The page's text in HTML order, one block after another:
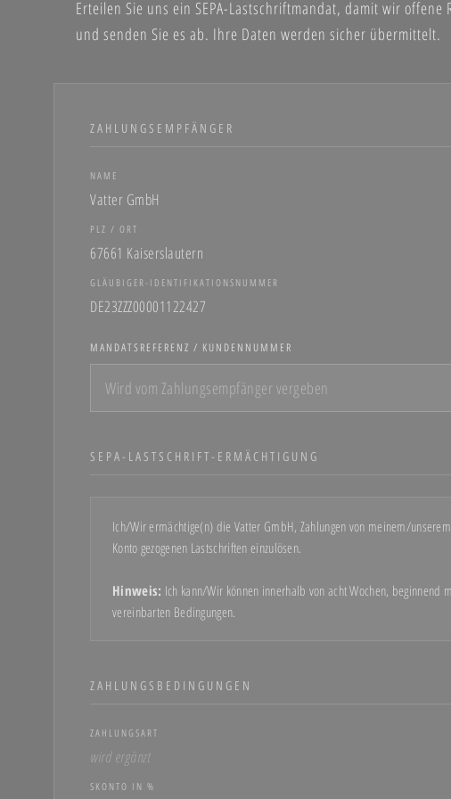
Erteilen Sie uns ein SEPA-Lastschriftmandat, damit wir
und senden Sie es ab. Ihre Daten werden sicher übermittelt.
ZAHLUNGSEMPFÄNGER
NAME
Vatter GmbH
PLZ / ORT
67661 Kaiserslautern
GLÄUBIGER-IDENTIFIKATIONSNUMMER
DE23ZZZ00001122427
MANDATSREFERENZ / KUNDENNUMMER
SEPA-LASTSCHRIFT-ERMÄCHTIGUNG
Ich/Wir ermächtige(n) die Vatter GmbH, Zahlungen von meinem/
Konto gezogenen Lastschriften einzulösen.
Hinweis: Ich kann/Wir können innerhalb von acht Wochen,
vereinbarten Bedingungen.
ZAHLUNGSBEDINGUNGEN
ZAHLUNGSART
wird ergänzt
SKONTO IN %